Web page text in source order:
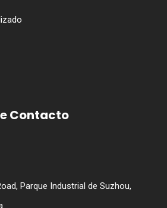
Contacto
Parque Industrial de Suzhou,